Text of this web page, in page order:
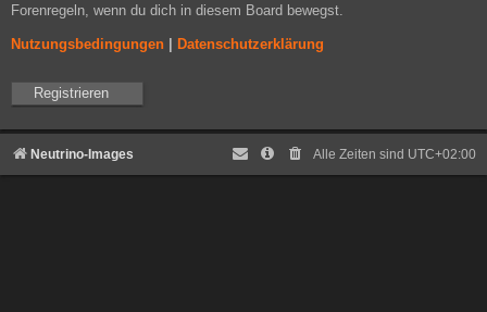
Forenregeln, wenn du dich in diesem Board bewegst.
Nutzungsbedingungen Datenschutzerklärung
Registrieren
Neutrino-Images Alle Zeiten sind UTC+02:00